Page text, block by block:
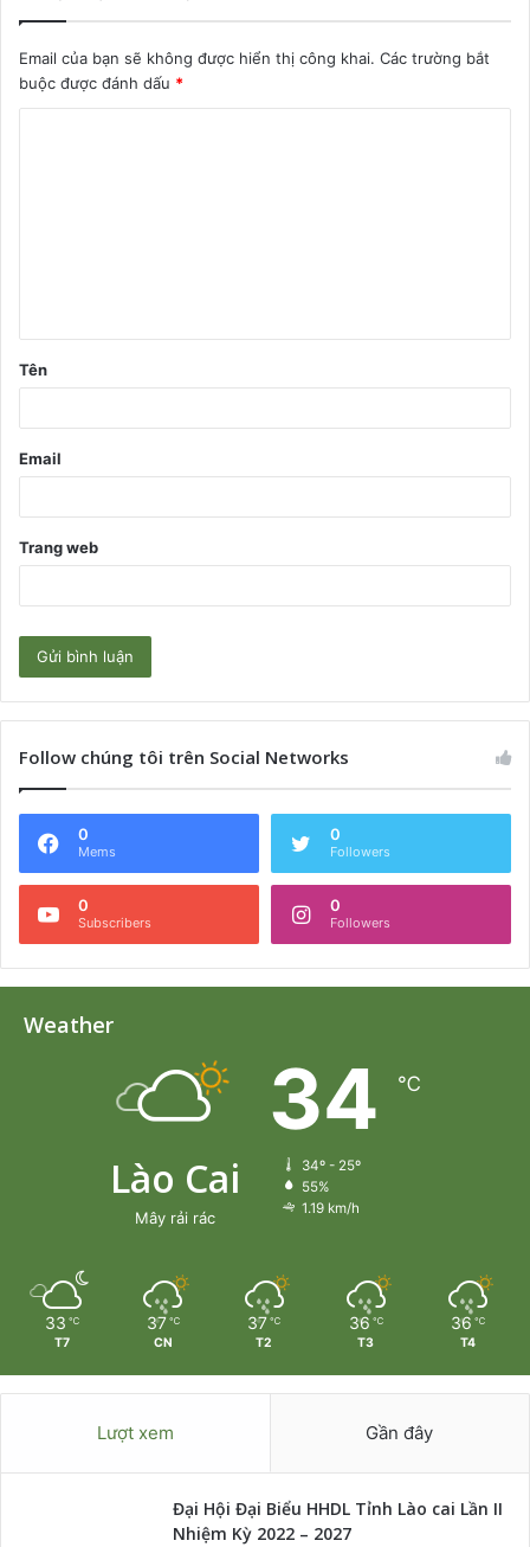
Email của bạn sẽ không được hiển thị công khai. Các trường bắt
buộc được đánh dấu *
ậ
n
Tên
Email
Trang web
Follow chúng tôi trên Social Networks
0
Mems
0
Followers
0
Subscribers
0
Followers
Weather
Lào Cai
Mây rải rác
34 ℃
34º - 25º
55%
1.19 km/h
33 ℃
T7
37 ℃
CN
37 ℃
T2
36 ℃
T3
36 ℃
T4
Lượt xem Gần đây
Đại Hội Đại Biểu HHDL Tỉnh Lào cai Lần II
Nhiệm Kỳ 2022 – 2027